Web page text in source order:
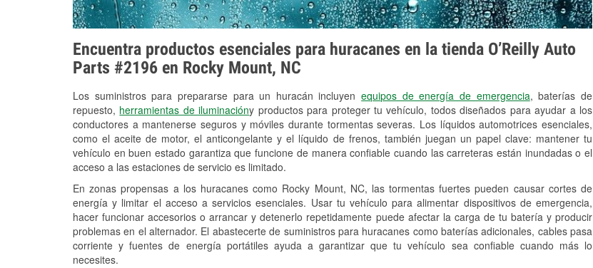
Encuentra productos esenciales para huracanes en la tienda O’Reilly Auto
Parts #2196 en Rocky Mount, NC
Los suministros para prepararse para un huracán incluyenequipos de energía de emergencia, baterías de
repuesto, herramientas de iluminacióny productos para proteger tu vehículo, todos diseñados para ayudar a los
conductores a mantenerse seguros y móviles durante tormentas severas. Los líquidos automotrices esenciales,
como el aceite de motor, el anticongelante y el líquido de frenos, también juegan un papel clave: mantener tu
vehículo en buen estado garantiza que funcione de manera confiable cuando las carreteras están inundadas o el
acceso a las estaciones de servicio es limitado.
En zonas propensas a los huracanes como Rocky Mount, NC, las tormentas fuertes pueden causar cortes de
energía y limitar el acceso a servicios esenciales. Usar tu vehículo para alimentar dispositivos de emergencia,
hacer funcionar accesorios o arrancar y detenerlo repetidamente puede afectar la carga de tu batería y producir
problemas en el alternador. El abastecerte de suministros para huracanes como baterías adicionales, cables pasa
corriente y fuentes de energía portátiles ayuda a garantizar que tu vehículo sea confiable cuando más lo
necesites.